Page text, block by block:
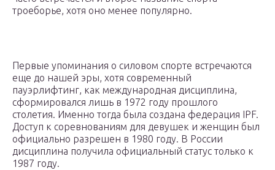
троеборье, хотя оно менее популярно.
Первые упоминания о силовом спорте встречаются
еще до нашей эры, хотя современный
пауэрлифтинг, как международная дисциплина,
сформировался лишь в 1972 году прошлого
столетия. Именно тогда была создана федерация IPF.
Доступ к соревнованиям для девушек и женщин был
официально разрешен в 1980 году. В России
дисциплина получила официальный статус только к
1987 году.